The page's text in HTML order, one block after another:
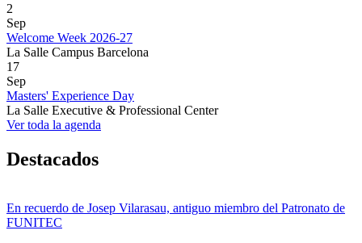
2
Sep
Welcome Week 2026-27
La Salle Campus Barcelona
17
Sep
Masters' Experience Day
La Salle Executive & Professional Center
Ver toda la agenda
Destacados
En recuerdo de Josep Vilarasau, antiguo miembro del Patronato de
FUNITEC